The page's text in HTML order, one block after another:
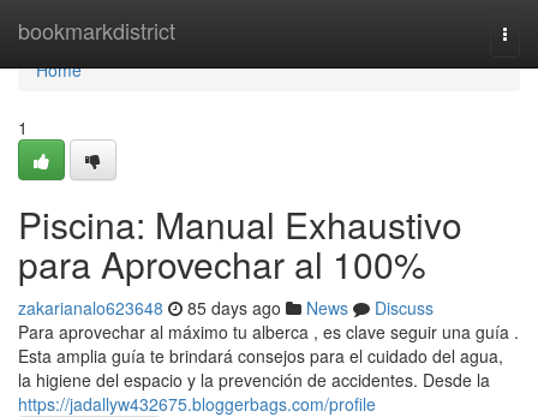
bookmarkdistrict
Home
Home
1
Piscina: Manual Exhaustivo
para Aprovechar al 100%
zakarianalo623648 85 days ago News
Discuss
Para aprovechar al máximo tu alberca , es clave seguir una guía .
Esta amplia guía te brindará consejos para el cuidado del agua,
la higiene del espacio y la prevención de accidentes. Desde la
https://jadallyw432675.bloggerbags.com/profile